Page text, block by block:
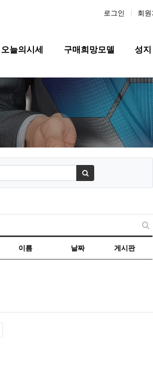
로그인 회원
오늘의시세 구매희망모델 성
검색하기
이름 날짜 게시판